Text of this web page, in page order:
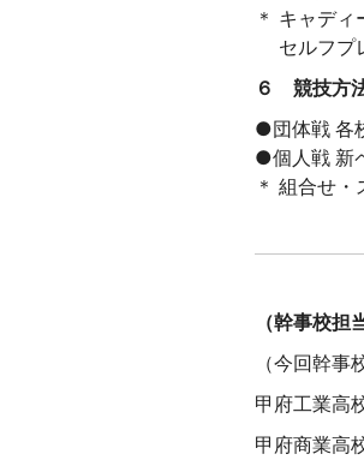
＊ キャデ
セルフプ
６ 競技方
●団体戦 各
●個人戦
＊ 組合せ
（幹事校担
（今回幹
甲府工業
甲府商業高